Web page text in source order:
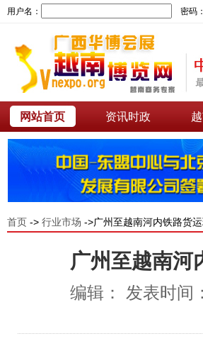
用户名： 密码：
网站首页 资讯时政
首页 -> 行业市场 ->广州至越南河内铁路货
广州至越南河
编辑： 发表时间